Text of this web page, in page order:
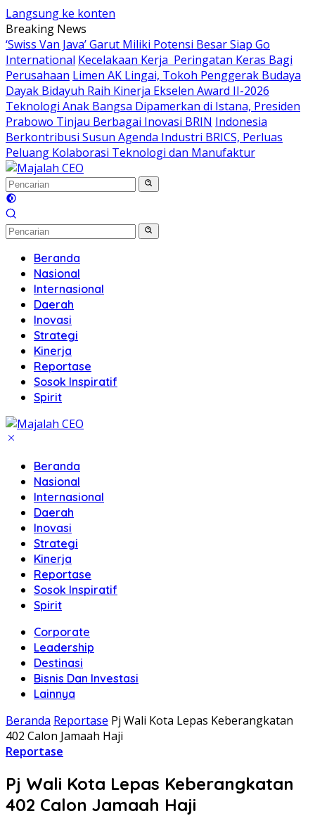
Langsung ke konten
Breaking News
‘Swiss Van Java’ Garut Miliki Potensi Besar Siap Go
International Kecelakaan Kerja Peringatan Keras Bagi
Perusahaan Limen AK Lingai, Tokoh Penggerak Budaya
Dayak Bidayuh Raih Kinerja Ekselen Award II-2026
Teknologi Anak Bangsa Dipamerkan di Istana, Presiden
Prabowo Tinjau Berbagai Inovasi BRIN Indonesia
Berkontribusi Susun Agenda Industri BRICS, Perluas
Peluang Kolaborasi Teknologi dan Manufaktur
Beranda
Nasional
Internasional
Daerah
Inovasi
Strategi
Kinerja
Reportase
Sosok Inspiratif
Spirit
Beranda
Nasional
Internasional
Daerah
Inovasi
Strategi
Kinerja
Reportase
Sosok Inspiratif
Spirit
Corporate
Leadership
Destinasi
Bisnis Dan Investasi
Lainnya
Beranda Reportase Pj Wali Kota Lepas Keberangkatan
402 Calon Jamaah Haji
Reportase
Pj Wali Kota Lepas Keberangkatan
402 Calon Jamaah Haji